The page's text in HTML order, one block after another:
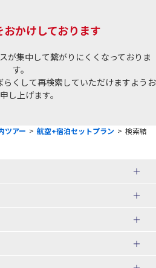
おかけしております
が集中して繋がりにくくなっておりま
す。
くして再検索していただけますようお
し上げます。
ツアー > 航空+宿泊セットプラン > 検索結
ＪＡＬで行く飛行機+ホテルパック
ユニバーサル・スタジオ・ジャパ